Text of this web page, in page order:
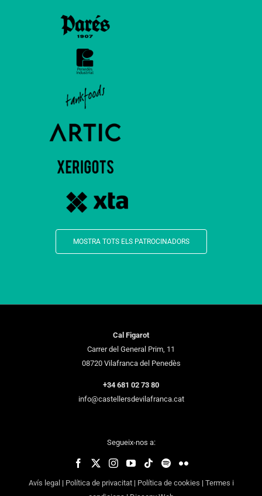
MOSTRA TOTS ELS PATROCINADORS
Cal Figarot
Carrer del General Prim, 11
08720 Vilafranca del Penedès
+34 681 02 73 80
info@castellersdevilafranca.cat
Segueix-nos a:
Avís legal | Política de privacitat| Política de cookies | Termes i